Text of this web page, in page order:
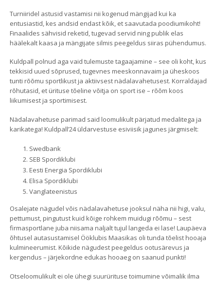
Turniiridel astusid vastamisi nii kogenud mängijad kui ka
entusiastid, kes andsid endast kõik, et saavutada poodiumikoht!
Finaalides sähvisid reketid, tugevad servid ning publik elas
häälekalt kaasa ja mängijate silmis peegeldus siiras pühendumus.
Kuldpall polnud aga vaid tulemuste tagaajamine – see oli koht, kus
tekkisid uued sõprused, tugevnes meeskonnavaim ja üheskoos
tunti rõõmu sportlikust ja aktiivsest nädalavahetusest. Korraldajad
rõhutasid, et ürituse tõeline võitja on sport ise – rõõm koos
liikumisest ja sportimisest.
Nädalavahetuse parimad said loomulikult pärjatud medalitega ja
karikatega! Kuldpall’24 üldarvestuse esiviisik jagunes järgmiselt:
Swedbank
SEB Spordiklubi
Eesti Energia Spordiklubi
Elisa Spordiklubi
Vanglateenistus
Osalejate nägudel võis nädalavahetuse jooksul näha nii higi, valu,
pettumust, pingutust kuid kõige rohkem muidugi rõõmu – sest
firmasportlane juba niisama naljalt tujul langeda ei lase! Laupäeva
õhtusel autasustamisel Ööklubis Maasikas oli tunda tõelist hooaja
kulmineerumist. Kõikide nägudest peegeldus ootusärevus ja
kergendus – järjekordne edukas hooaeg on saanud punkti!
Otseloomulikult ei ole ühegi suurürituse toimumine võimalik ilma